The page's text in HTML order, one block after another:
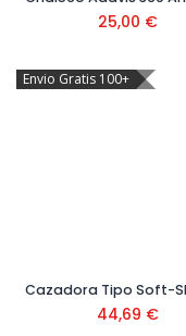
25,00 €
Envio Gratis 100+
44,69 €